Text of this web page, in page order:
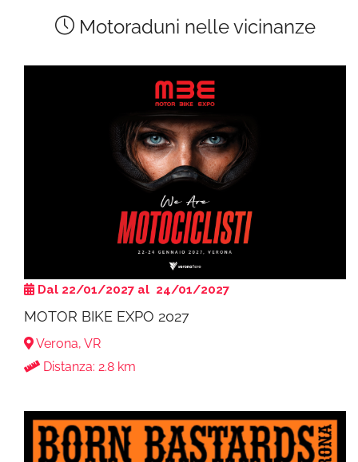
Motoraduni nelle vicinanze
Dal 22/01/2027 al 24/01/2027
MOTOR BIKE EXPO 2027
Verona, VR
Distanza: 2.8 km